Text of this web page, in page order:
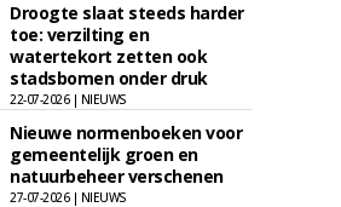
Droogte slaat steeds harder
toe: verzilting en
watertekort zetten ook
stadsbomen onder druk
22-07-2026 | NIEUWS
Nieuwe normenboeken voor
gemeentelijk groen en
natuurbeheer verschenen
27-07-2026 | NIEUWS